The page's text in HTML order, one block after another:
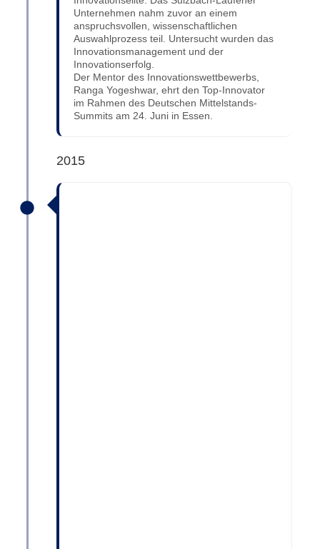
Unternehmen nahm zuvor an einem
anspruchsvollen, wissenschaftlichen
Auswahlprozess teil. Untersucht wurden das
Innovationsmanagement und der
Innovationserfolg.
Der Mentor des Innovationswettbewerbs,
Ranga Yogeshwar, ehrt den Top-Innovator
im Rahmen des Deutschen Mittelstands-
Summits am 24. Juni in Essen.
2015